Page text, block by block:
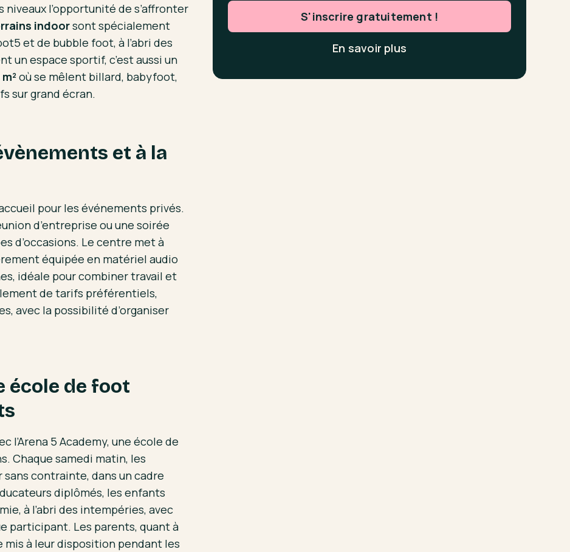
niveaux l’opportunité de s’affronter
indoorsont spécialement
et de bubble foot, à l’abri des
un espace sportif, c’est aussi un
où se mêlent billard, babyfoot,
sur grand écran.
et à la
pour les événements privés.
d’entreprise ou une soirée
d’occasions. Le centre met à
équipée en matériel audio
idéale pour combiner travail et
de tarifs préférentiels,
avec la possibilité d’organiser
école de foot
l’Arena 5 Academy, une école de
Chaque samedi matin, les
contrainte, dans un cadre
diplômés, les enfants
à l’abri des intempéries, avec
participant. Les parents, quant à
mis à leur disposition pendant les
S'inscrire gratuitement !
En savoir plus